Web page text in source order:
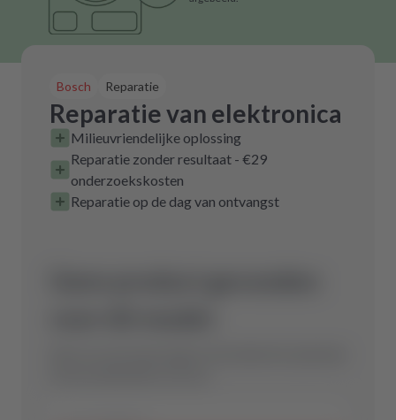
Bosch Reparatie
Reparatie van elektronica
Milieuvriendelijke oplossing
Reparatie zonder resultaat - €29
onderzoekskosten
Reparatie op de dag van ontvangst